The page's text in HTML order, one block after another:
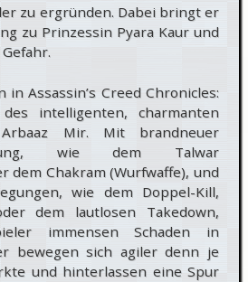
zu ergründen. Dabei bringt er
zu Prinzessin Pyara Kaur und
in Assassin’s Creed Chronicles:
intelligenten, charmanten
Arbaaz Mir. Mit brandneuer
wie dem Talwar
dem Chakram (Wurfwaffe), und
wie dem Doppel-Kill,
dem lautlosen Takedown,
immensen Schaden in
bewegen sich agiler denn je
und hinterlassen eine Spur